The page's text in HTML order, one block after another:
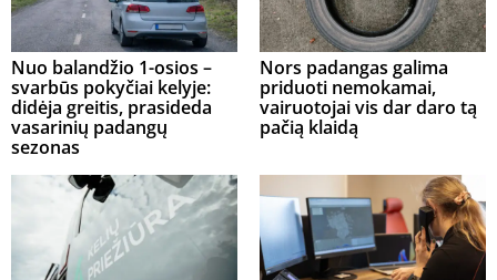
Nuo balandžio 1-osios –
svarbūs pokyčiai kelyje:
didėja greitis, prasideda
vasarinių padangų
sezonas
Nors padangas galima
priduoti nemokamai,
vairuotojai vis dar daro tą
pačią klaidą